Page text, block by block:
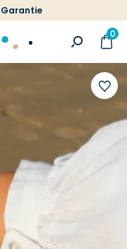
Garantie
0
à
votre